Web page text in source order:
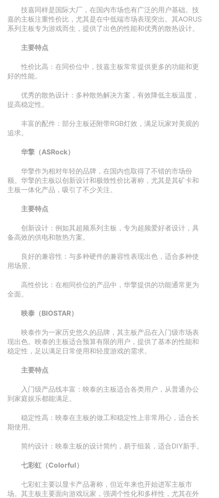
技嘉同样是国际大厂，在国内市场也有广泛的用户基础。技
嘉的主板注重性价比，尤其是在中低端市场表现突出。其AORUS
系列主板专为游戏而生，提供了出色的性能和优秀的散热设计。
主要特点
性价比高：在同价位中，技嘉主板常常提供更多的功能和更
好的性能。
优秀的散热设计：多种散热解决方案，有效降低主板温度，
提高稳定性。
丰富的配件：部分主板还附带RGB灯效，满足玩家对美观的
追求。
华擎（ASRock）
华擎作为相对年轻的品牌，在国内也取得了不错的市场份
额。华擎的主板以创新设计和极致性价比著称，尤其是其矿卡和
主板一体化产品，吸引了不少关注。
主要特点
创新设计：例如其超频系列主板，专为超频爱好者设计，具
备高效的供电和散热方案。
良好的兼容性：与多种硬件的兼容性表现出色，适合多种使
用场景。
高性价比：在相同价位的产品中，华擎提供的功能通常更为
全面。
映泰（BIOSTAR）
映泰作为一家历史悠久的品牌，其主板产品在入门级市场表
现出色。映泰的主板适合预算有限的用户，提供了基本的性能和
稳定性，足以满足日常使用和轻度游戏的需求。
主要特点
入门级产品线丰富：映泰的主板适合各类用户，从普通办公
到家庭娱乐都能满足。
稳定性高：映泰在主板的做工和稳定性上非常用心，适合长
期使用。
简约设计：映泰主板的设计简约，易于组装，适合DIY新手。
七彩虹（Colorful）
七彩虹主要以显卡产品著称，但近年来也开始进军主板市
场。其主板主要面向游戏玩家，强调个性化和多样性，尤其在外